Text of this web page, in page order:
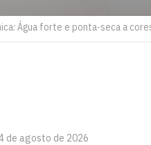
Água forte e ponta-seca a
de agosto de 2026